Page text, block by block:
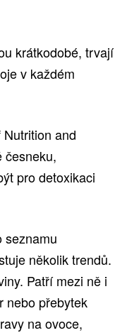
krátkodobé, trvají
v každém
and
česneku,
pro detoxikaci
seznamu
několik trendů.
Patří mezi ně i
nebo přebytek
na ovoce,